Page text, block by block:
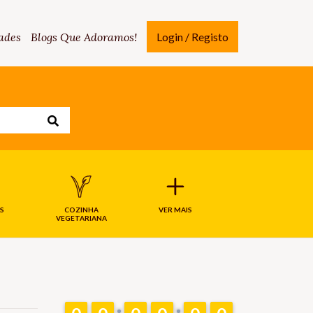
Blogs Que Adoramos! Login / Registo
COZINHA
VEGETARIANA
VER MAIS